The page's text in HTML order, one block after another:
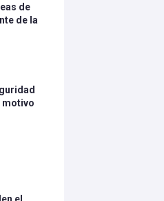
de
de la
motivo
el